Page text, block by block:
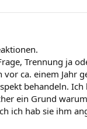
Trennung ja
ca. einem Jahr
behandeln.
ein Grund
ich hab sie ihm